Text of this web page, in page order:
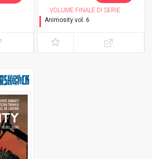
VOLUME FINALE DI SERIE
Animosity vol. 6